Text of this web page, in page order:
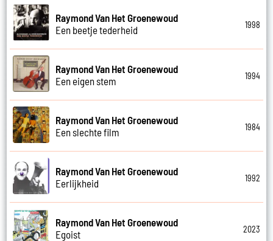
Raymond Van Het Groenewoud
Een beetje tederheid
1998
Raymond Van Het Groenewoud
Een eigen stem
1994
Raymond Van Het Groenewoud
Een slechte film
1984
Raymond Van Het Groenewoud
Eerlijkheid
1992
Raymond Van Het Groenewoud
Egoist
2023